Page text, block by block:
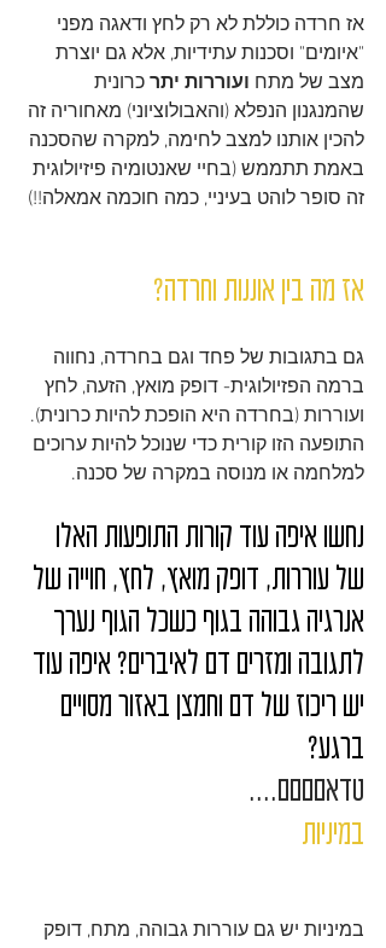
אז חרדה כוללת לא רק לחץ ודאגה מפני
"איומים" וסכנות עתידיות, אלא גם יוצרת
מצב של מתח ועוררות יתר כרונית
שהמנגנון הנפלא (והאבולוציוני) מאחוריה זה
להכין אותנו למצב לחימה, למקרה שהסכנה
באמת תתממש (בחיי שאנטומיה פיזיולוגית
זה סופר לוהט בעיניי, כמה חוכמה אמאלה!!)
אז מה בין אוננות וחרדה?
גם בתגובות של פחד וגם בחרדה, נחווה
ברמה הפזיולוגית- דופק מואץ, הזעה, לחץ
ועוררות (בחרדה היא הופכת להיות כרונית).
התופעה הזו קורית כדי שנוכל להיות ערוכים
למלחמה או מנוסה במקרה של סכנה.
נחשו איפה עוד קורות התופעות האלו
של עוררות, דופק מואץ, לחץ, חוייה של
אנרגיה גבוהה בגוף כשכל הגוף נערך
לתגובה ומזרים דם לאיברים? איפה עוד
יש ריכוז של דם וחמצן באזור מסויים
ברגע?
טדאםםםם....
במיניות
במיניות יש גם עוררות גבוהה, מתח, דופק